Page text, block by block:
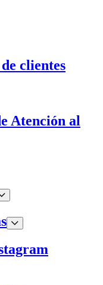
clientes
Atención al